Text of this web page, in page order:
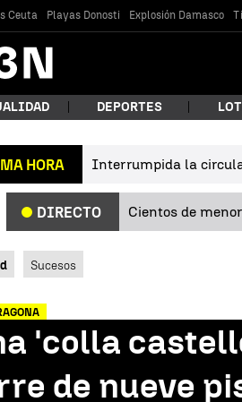
Ceuta Playas Donosti Explosión Damasco
¿Qué
DEPORTES
HORA Interrumpida la
DIRECTO Cientos de
Sucesos
'colla
de nueve